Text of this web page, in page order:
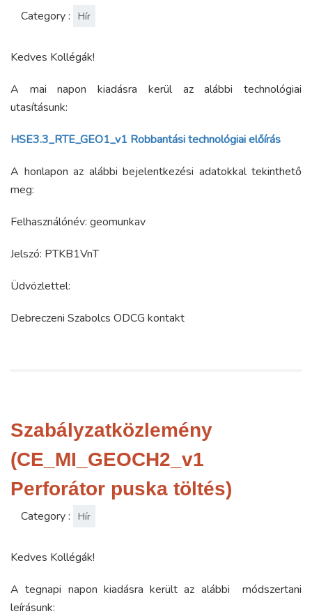
Category : Hír
Kedves Kollégák!
A mai napon kiadásra kerül az alábbi technológiai
utasításunk:
HSE3.3_RTE_GEO1_v1 Robbantási technológiai előírás
A honlapon az alábbi bejelentkezési adatokkal tekinthető
meg:
Felhasználónév: geomunkav
Jelszó: PTKB1VnT
Üdvözlettel:
Debreczeni Szabolcs ODCG kontakt
Szabályzatközlemény
(CE_MI_GEOCH2_v1
Perforátor puska töltés)
Category : Hír
Kedves Kollégák!
A tegnapi napon kiadásra került az alábbi módszertani
leírásunk: